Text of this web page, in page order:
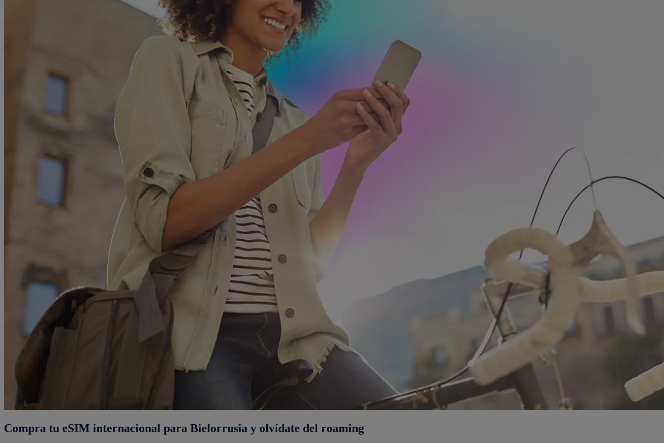
Compra tu eSIM internacional para Bielorrusia y olvídate del roaming